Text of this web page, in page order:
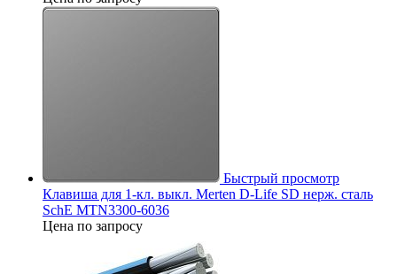
Быстрый просмотр
Клавиша для 1-кл. выкл. Merten D-Life SD нерж. сталь
SchE MTN3300-6036
Цена по запросу